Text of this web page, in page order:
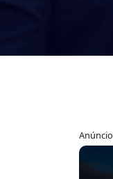
Anúncio